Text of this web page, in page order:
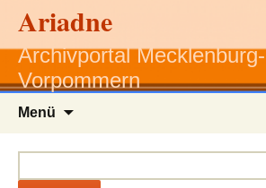
Ariadne
Archivportal Mecklenburg-
Vorpommern
Menü